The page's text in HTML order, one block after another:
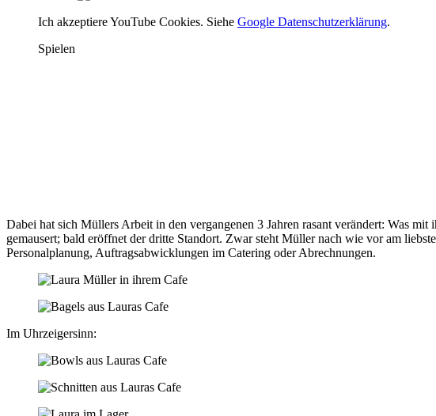
Ich akzeptiere YouTube Cookies. Siehe Google Datenschutzerklärung.
Spielen
Dabei hat sich Müllers Arbeit in den vergangenen 3 Jahren rasant verändert: Was
gemausert; bald eröffnet der dritte Standort. Zwar steht Müller nach wie vor am
Personalplanung, Auftragsabwicklungen im Catering oder Abrechnungen.
Im Uhrzeigersinn: